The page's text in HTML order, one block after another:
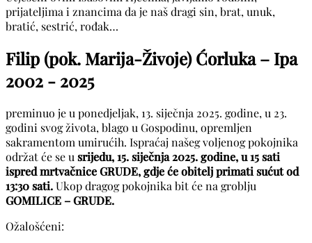
prijateljima i znancima da je naš dragi sin, brat, unuk,
bratić, sestrić, rođak…
Filip (pok. Marija-Živoje) Ćorluka – Ipa
2002 - 2025
preminuo je u ponedjeljak, 13. siječnja 2025. godine, u 23.
godini svog života, blago u Gospodinu, opremljen
sakramentom umirućih. Ispraćaj našeg voljenog pokojnika
održat će se u srijedu, 15. siječnja 2025. godine, u 15 sati
ispred mrtvačnice GRUDE, gdje će obitelj primati sućut od
13:30 sati.Ukop dragog pokojnika bit će na groblju
GOMILICE – GRUDE.
Ožalošćeni: